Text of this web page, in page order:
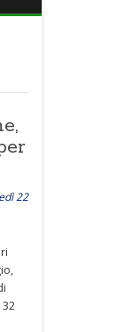
22
32